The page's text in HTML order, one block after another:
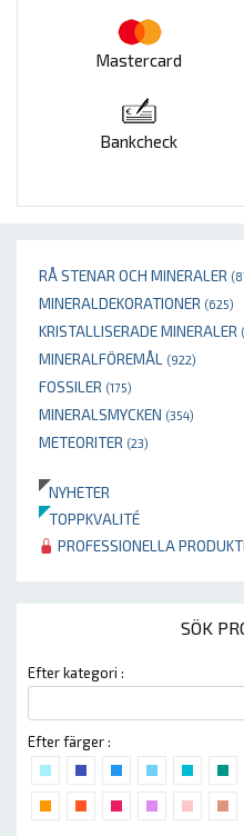
RÅ STENAR OCH MINERALER
MINERALDEKORATIONER (625)
KRISTALLISERADE MINERALER
MINERALFÖREMÅL (922)
FOSSILER (175)
MINERALSMYCKEN (354)
METEORITER (23)
NYHETER
TOPPKVALITÉ
PROFESSIONELLA
SÖK
Efter kategori :
Efter färger :
Mastercard
Bankcheck